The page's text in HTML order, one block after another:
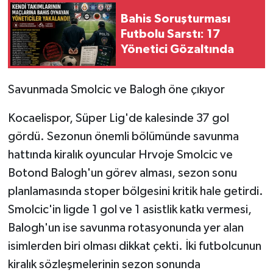
Bahis Soruşturması
Futbolu Sarstı: 17
Yönetici Gözaltında
Savunmada Smolcic ve Balogh öne çıkıyor
Kocaelispor, Süper Lig'de kalesinde 37 gol
gördü. Sezonun önemli bölümünde savunma
hattında kiralık oyuncular Hrvoje Smolcic ve
Botond Balogh'un görev alması, sezon sonu
planlamasında stoper bölgesini kritik hale getirdi.
Smolcic'in ligde 1 gol ve 1 asistlik katkı vermesi,
Balogh'un ise savunma rotasyonunda yer alan
isimlerden biri olması dikkat çekti. İki futbolcunun
kiralık sözleşmelerinin sezon sonunda